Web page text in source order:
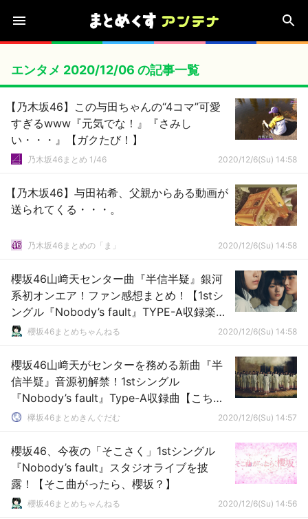
エンタメ 2020/12/06 の記事一覧
【乃木坂46】この与田ちゃんの“4コマ”可愛
すぎるwww『元気でな！』『さみし
い・・・』【ガクたび！】
乃木坂46まとめ 1/46 2020/12/6(Su) 14:58
【乃木坂46】与田祐希、父親からある動画が
送られてくる・・・。
乃木坂46まとめの「ま」 2020/12/6(Su) 14:58
櫻坂46山﨑天センター曲『半信半疑』銀河
系初オンエア！ファン感想まとめ！【1stシ
ングル『Nobody’s fault』TYPE-A収録楽
曲】櫻坂46まとめちゃんねる 2020/12/6(Su) 14:58
櫻坂46山﨑天がセンターを務める新曲『半
信半疑』音源初解禁！1stシングル
『Nobody’s fault』Type-A収録曲【こちら
有楽町星空放送局】
欅坂46まとめきんぐだむ 2020/12/6(Su) 14:57
櫻坂46、今夜の「そこさく」1stシングル
『Nobody’s fault』スタジオライブを披
露！【そこ曲がったら、櫻坂？】
櫻坂46まとめちゃんねる 2020/12/6(Su) 14:56